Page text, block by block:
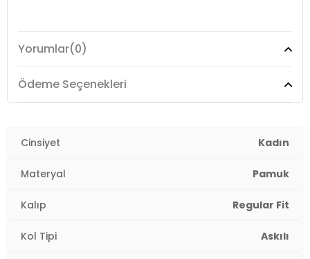
Yorumlar(0)
Ödeme Seçenekleri
Cinsiyet Kadın
Materyal Pamuk
Kalıp Regular Fit
Kol Tipi Askılı